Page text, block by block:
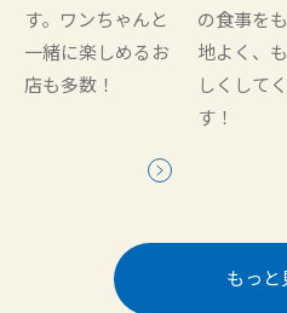
す。ワンちゃんと
一緒に楽しめるお
店も多数！
の食事を
地よく、
しくして
す！
もっと